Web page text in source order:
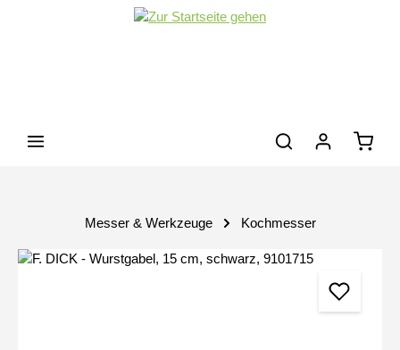
Zum Hauptinhalt springen
Messer & Werkzeuge Kochmesser
Bildergalerie überspringen